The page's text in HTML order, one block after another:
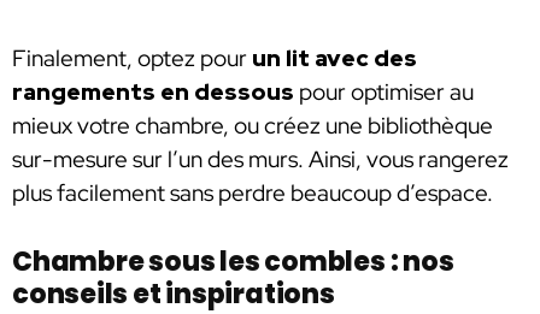
Finalement, optez pour un lit avec des
rangements en dessous pour optimiser au
mieux votre chambre, ou créez une bibliothèque
sur-mesure sur l’un des murs. Ainsi, vous rangerez
plus facilement sans perdre beaucoup d’espace.
Chambre sous les combles : nos
conseils et inspirations